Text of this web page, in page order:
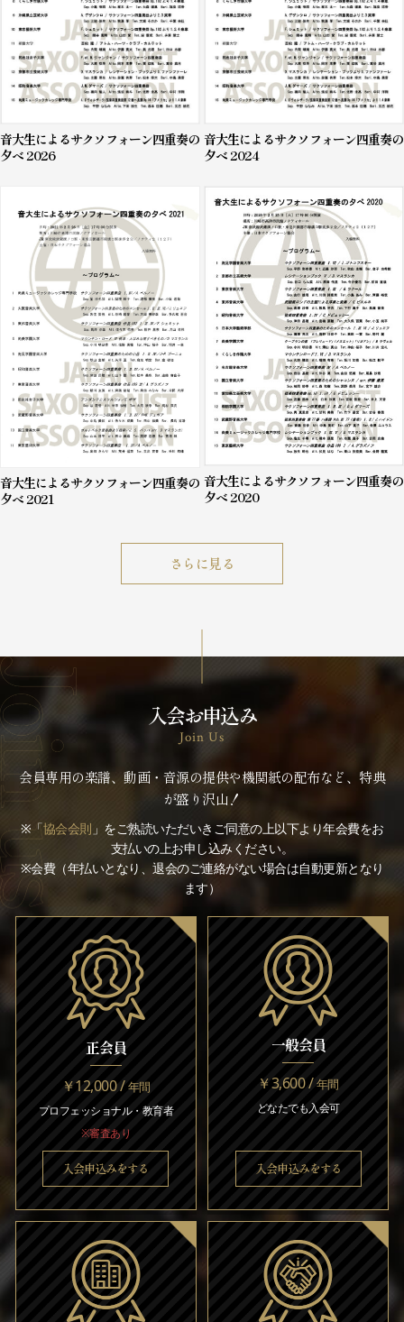
音大生によるサクソフォーン四重奏の
夕べ 2026
音大生によるサクソフォーン四重奏の
夕べ 2024
音大生によるサクソフォーン四重奏の
夕べ 2021
音大生によるサクソフォーン四重奏の
夕べ 2020
さらに見る
入会お申込み
Join Us
会員専用の楽譜、動画・音源の提供や機関紙の配布など、特典
が盛り沢山！
※「協会会則 」をご熟読いただいきご同意の上以下より年会費をお
支払いの上お申し込みください。
※会費（年払いとなり、退会のご連絡がない場合は自動更新となり
ます）
正会員
￥12,000 /年間
プロフェッショナル・教育者
※審査あり
入会申込みをする
一般会員
￥3,600 /年間
どなたでも入会可
入会申込みをする